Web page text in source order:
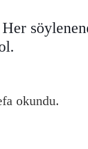
Her
okundu.